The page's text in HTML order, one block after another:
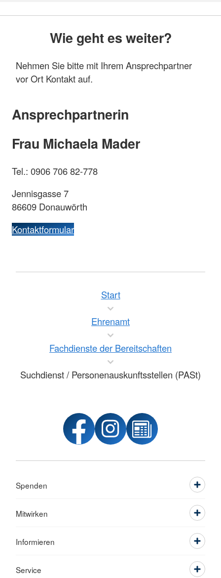
Wie geht es weiter?
Nehmen Sie bitte mit Ihrem Ansprechpartner
vor Ort Kontakt auf.
Ansprechpartnerin
Frau Michaela Mader
Tel.: 0906 706 82-778
Jennisgasse 7
86609 Donauwörth
Kontaktformular
Start
Ehrenamt
Fachdienste der Bereitschaften
Suchdienst / Personenauskunftsstellen (PASt)
Spenden
Mitwirken
Informieren
Service